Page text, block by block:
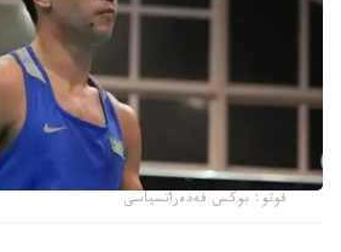
فوتو: بوكس فەدەراتسياسى